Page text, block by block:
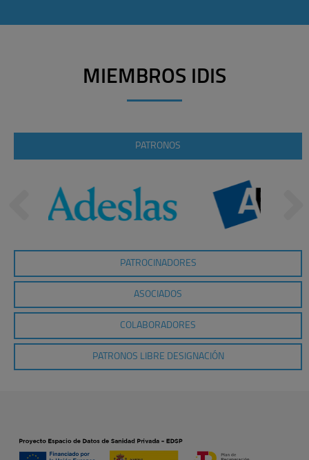
MIEMBROS IDIS
PATRONOS
PATROCINADORES
ASOCIADOS
COLABORADORES
PATRONOS LIBRE DESIGNACIÓN